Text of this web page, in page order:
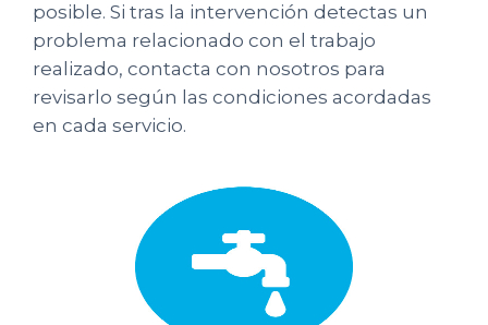
posible. Si tras la intervención detectas un
problema relacionado con el trabajo
realizado, contacta con nosotros para
revisarlo según las condiciones acordadas
en cada servicio.